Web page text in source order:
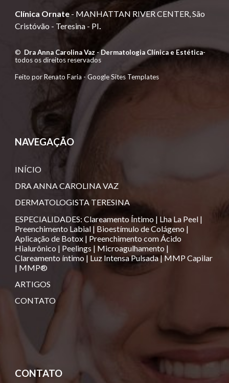
Clínica Ornate- MANHATTAN RIVER CENTER, São
Cristóvão - Teresina - PI.
© Dra Anna Carolina Vaz - Dermatologia Clínica e Estética-
todos os direitos reservados
Feito por Renato Faria -Google Sites Templates
NAVEGAÇÃO
INÍCIO
DRA ANNA CAROLINA VAZ
DERMATOLOGISTA TERESINA
ESPECIALIDADES:Clareamento Íntimo | Lha La Peel |
Preenchimento Labial | Bioestímulo de Colágeno |
Aplicação de Botox | Preenchimento com Ácido
Hialurônico | Peelings | Microagulhamento |
Clareamento íntimo | Luz Intensa Pulsada| MMP Capilar
| MMP®️
ARTIGOS
CONTATO
CONTATO